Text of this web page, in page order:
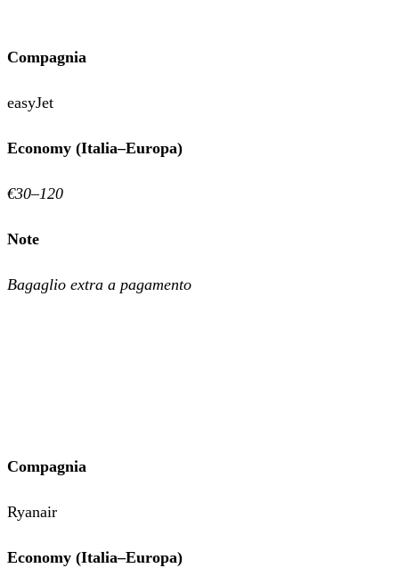
Compagnia
easyJet
Economy (Italia–Europa)
€30–120
Note
Bagaglio extra a pagamento
Compagnia
Ryanair
Economy (Italia–Europa)